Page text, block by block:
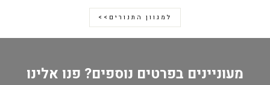
למגוון התנורים>>
מעוניינים בפרטים נוספים? פנו אלינו